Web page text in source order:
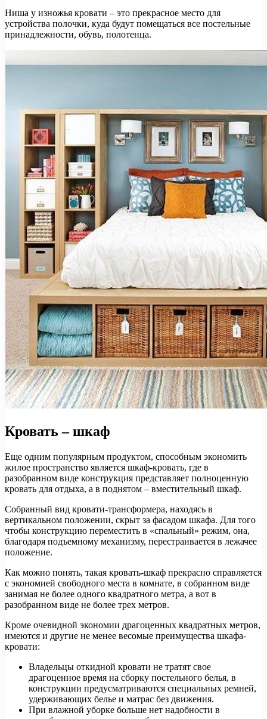
Ниша у изножья кровати – это прекрасное место для
устройства полочки, куда будут помещаться все постельные
принадлежности, обувь, полотенца.
Кровать – шкаф
Еще одним популярным продуктом, способным экономить
жилое пространство является шкаф-кровать, где в
разобранном виде конструкция представляет полноценную
кровать для отдыха, а в поднятом – вместительный шкаф.
Собранный вид кровати-трансформера, находясь в
вертикальном положении, скрыт за фасадом шкафа. Для того
чтобы конструкцию переместить в «спальный» режим, она,
благодаря подъемному механизму, перестраивается в лежачее
положение.
Как можно понять, такая кровать-шкаф прекрасно справляется
с экономией свободного места в комнате, в собранном виде
занимая не более одного квадратного метра, а вот в
разобранном виде не более трех метров.
Кроме очевидной экономии драгоценных квадратных метров,
имеются и другие не менее весомые преимущества шкафа-
кровати:
Владельцы откидной кровати не тратят свое
драгоценное время на сборку постельного белья, в
конструкции предусматриваются специальных ремней,
удерживающих белье и матрас без движения.
При влажной уборке больше нет надобности в